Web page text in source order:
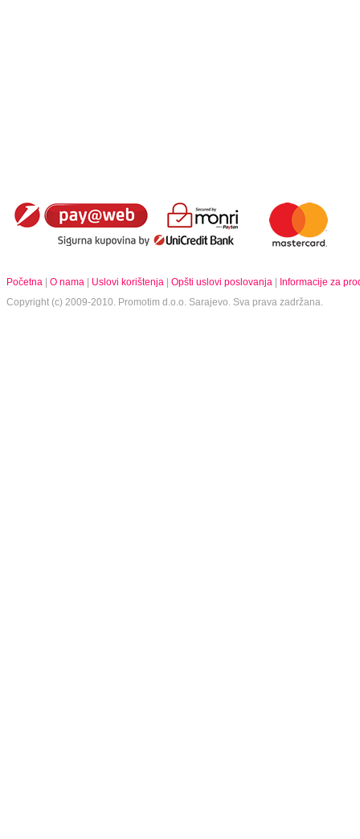
Početna O nama Uslovi korištenja Opšti uslovi poslovanja
Informacije za
Copyright (c) 2009-2010. Promotim d.o.o. Sarajevo. Sva prava zadržana.